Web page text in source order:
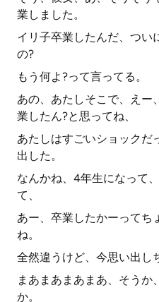
業しました。
イリ子卒業したんだ、つい
の?
もう何よ?って言ってる。
あの、あたしそこで、えー
業したん?と思ってね、
あたしはすごいショックだ
出した。
なんかね、4年生になって
て、
あー、卒業したかーってち
ね。
全然違うけど、今思い出し
まあまあまあまあ、そう
か。